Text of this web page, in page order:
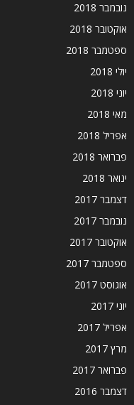
נובמבר 2018
אוקטובר 2018
ספטמבר 2018
יולי 2018
יוני 2018
מאי 2018
אפריל 2018
פברואר 2018
ינואר 2018
דצמבר 2017
נובמבר 2017
אוקטובר 2017
ספטמבר 2017
אוגוסט 2017
יוני 2017
אפריל 2017
מרץ 2017
פברואר 2017
דצמבר 2016